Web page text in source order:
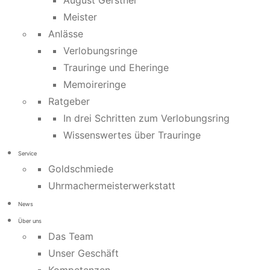
Meister
Anlässe
Verlobungsringe
Trauringe und Eheringe
Memoireringe
Ratgeber
In drei Schritten zum Verlobungsring
Wissenswertes über Trauringe
Service
Goldschmiede
Uhrmachermeisterwerkstatt
News
Über uns
Das Team
Unser Geschäft